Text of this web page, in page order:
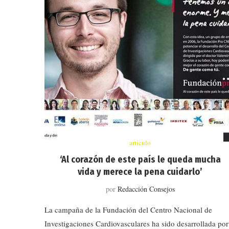
artículo
‘Al corazón de este país le queda mucha
vida y merece la pena cuidarlo’
por Redacción Consejos
La campaña de la Fundación del Centro Nacional de
Investigaciones Cardiovasculares ha sido desarrollada